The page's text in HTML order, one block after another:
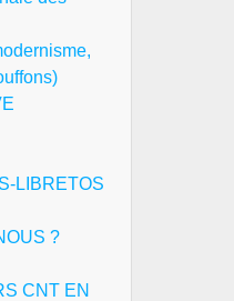
LIBRETOS
?
CNT EN